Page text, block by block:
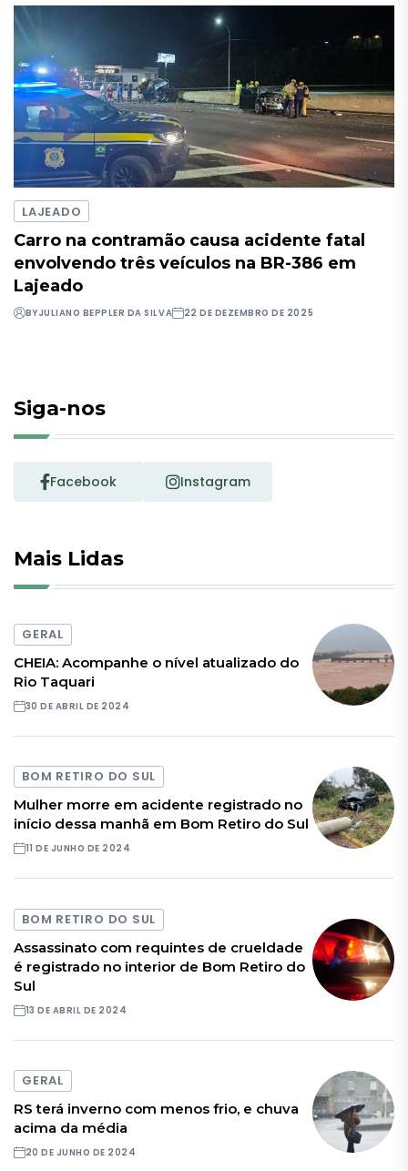
LAJEADO
Carro na contramão causa acidente fatal
envolvendo três veículos na BR-386 em
Lajeado
BYJULIANO BEPPLER DA SILVA 22 DE DEZEMBRO DE 2025
Siga-nos
Facebook Instagram
Mais Lidas
GERAL
CHEIA: Acompanhe o nível atualizado do
Rio Taquari
30 DE ABRIL DE 2024
BOM RETIRO DO SUL
Mulher morre em acidente registrado no
início dessa manhã em Bom Retiro do Sul
11 DE JUNHO DE 2024
BOM RETIRO DO SUL
Assassinato com requintes de crueldade
é registrado no interior de Bom Retiro do
Sul
13 DE ABRIL DE 2024
GERAL
RS terá inverno com menos frio, e chuva
acima da média
20 DE JUNHO DE 2024